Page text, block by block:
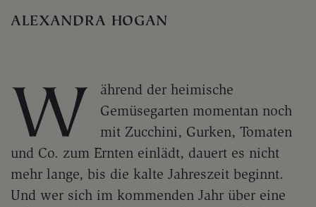
ALEXANDRA HOGAN
W
ährend der heimische
Gemüsegarten momentan noch
mit Zucchini, Gurken, Tomaten
und Co. zum Ernten einlädt, dauert es nicht
mehr lange, bis die kalte Jahreszeit beginnt.
Und wer sich im kommenden Jahr über eine